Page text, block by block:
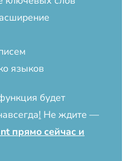
языков
будет
! Не ждите —
прямо сейчас и